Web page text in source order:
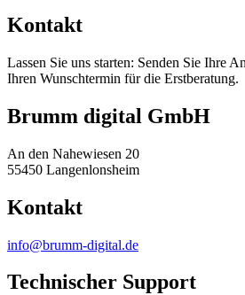
Kontakt
Lassen Sie uns starten: Senden Sie Ihre
Ihren Wunschtermin für die Erstberatung.
Brumm digital GmbH
An den Nahewiesen 20
55450 Langenlonsheim
Kontakt
info@brumm-digital.de
Technischer Support